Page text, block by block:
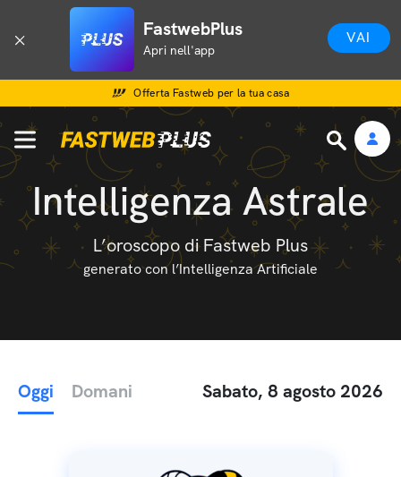
FastwebPlus
Apri nell'app
VAI
Offerta Fastweb per la tua casa
Intelligenza Astrale
L’oroscopo di Fastweb Plus
generato con l’Intelligenza Artificiale
Oggi Domani Sabato, 8 agosto 2026